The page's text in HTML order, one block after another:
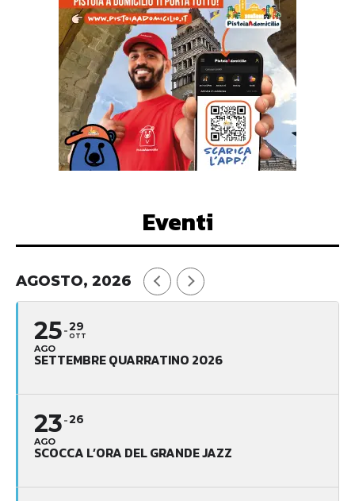
Eventi
AGOSTO, 2026
25
AGO
29
OTT
SETTEMBRE QUARRATINO 2026
23
AGO
26
SCOCCA L’ORA DEL GRANDE JAZZ